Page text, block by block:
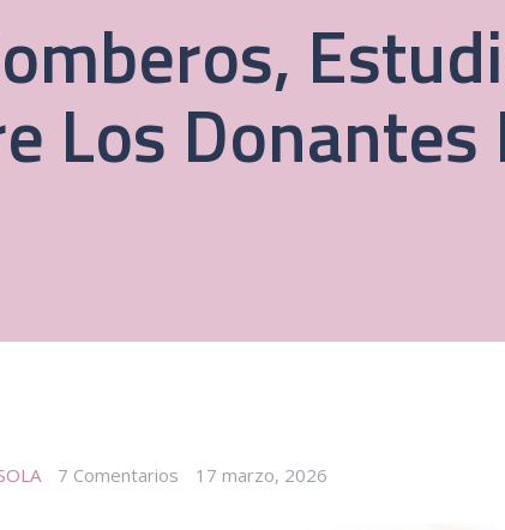
Los Donantes
7 Comentarios 17 marzo, 2026